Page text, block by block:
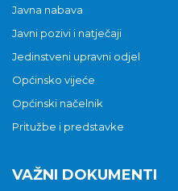
Javna nabava
Javni pozivi i natječaji
Jedinstveni upravni odjel
Općinsko vijeće
Općinski načelnik
Pritužbe i predstavke
VAŽNI DOKUMENTI